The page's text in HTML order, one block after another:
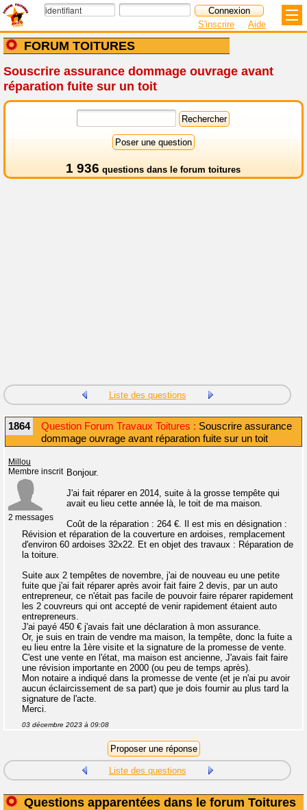
FORUM TOITURES
S'inscrire Aide
Souscrire assurance dommage ouvrage avant
réparation fuite sur un toit
1 936 questions dans le forum toitures
Liste des questions
1864 Question Forum Travaux Toitures : Souscrire assurance
dommage ouvrage avant réparation fuite sur un toit
Millou
Membre inscrit
2 messages
Bonjour.
J'ai fait réparer en 2014, suite à la grosse tempête qui
avait eu lieu cette année là, le toit de ma maison.
Coût de la réparation : 264 €. Il est mis en désignation :
Révision et réparation de la couverture en ardoises, remplacement
d'environ 60 ardoises 32x22. Et en objet des travaux : Réparation de
la toiture.
Suite aux 2 tempêtes de novembre, j'ai de nouveau eu une petite
fuite que j'ai fait réparer après avoir fait faire 2 devis, par un auto
entrepreneur, ce n'était pas facile de pouvoir faire réparer rapidement
les 2 couvreurs qui ont accepté de venir rapidement étaient auto
entrepreneurs.
J'ai payé 450 € j'avais fait une déclaration à mon assurance.
Or, je suis en train de vendre ma maison, la tempête, donc la fuite a
eu lieu entre la 1ère visite et la signature de la promesse de vente.
C'est une vente en l'état, ma maison est ancienne, J'avais fait faire
une révision importante en 2000 (ou peu de temps après).
Mon notaire a indiqué dans la promesse de vente (et je n'ai pu avoir
aucun éclaircissement de sa part) que je dois fournir au plus tard la
signature de l'acte.
Merci.
03 décembre 2023 à 09:08
Liste des questions
Questions apparentées dans le forum Toitures